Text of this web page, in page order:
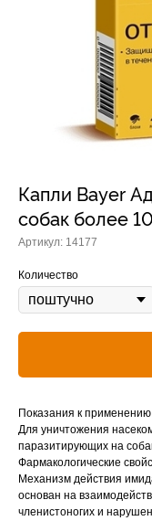
Лечение хомяков
Лечение шиншилл
Капли Bayer
собак более
Артикул: 14177
Количество
Показания к применению
Для уничтожения
паразитирующих на
Фармакологические
Механизм действия
основан на
членистоногих и